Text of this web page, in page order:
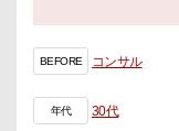
BEFORE コンサル
年代 30代